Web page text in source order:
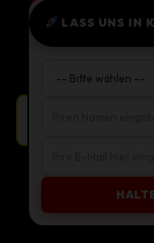
LASS UNS IN